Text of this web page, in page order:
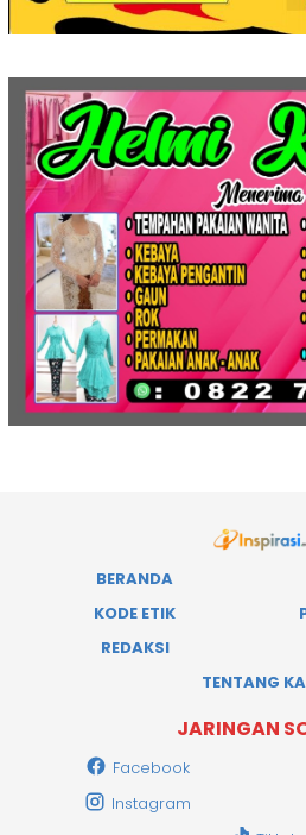
BERANDA
KODE ETIK
REDAKSI
TENTANG
JARINGAN
Facebook
Instagram